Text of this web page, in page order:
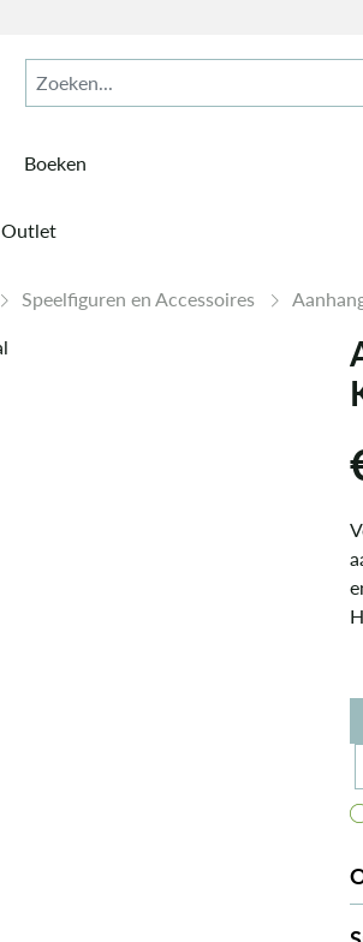
Boeken
Outlet
Speelfiguren en Accessoires